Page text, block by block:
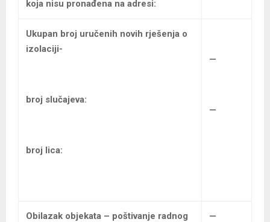
koja nisu pronađena na adresi:
Ukupan broj uručenih novih rješenja o
izolaciji-
broj slučajeva:
broj lica:
—
—
Obilazak objekata – poštivanje radnog
—